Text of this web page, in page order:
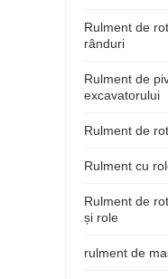
Rulment de
rânduri
Rulment de
excavatorului
Rulment de
Rulment cu
Rulment de
și role
rulment de